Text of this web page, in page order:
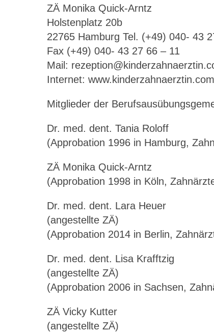
ZÄ Monika Quick-Arntz
Holstenplatz 20b
22765 Hamburg Tel. (+49) 040- 43
Fax (+49) 040- 43 27 66 – 11
Mail:
Internet: www.kinderzahnaerztin.com
Mitglieder der
Dr. med. dent. Tania Roloff
(Approbation 1996 in Hamburg,
ZÄ Monika Quick-Arntz
(Approbation 1998 in Köln,
Dr. med. dent. Lara Heuer
(angestellte ZÄ)
(Approbation 2014 in Berlin,
Dr. med. dent. Lisa Krafftzig
(angestellte ZÄ)
(Approbation 2006 in Sachsen,
ZÄ Vicky Kutter
(angestellte ZÄ)